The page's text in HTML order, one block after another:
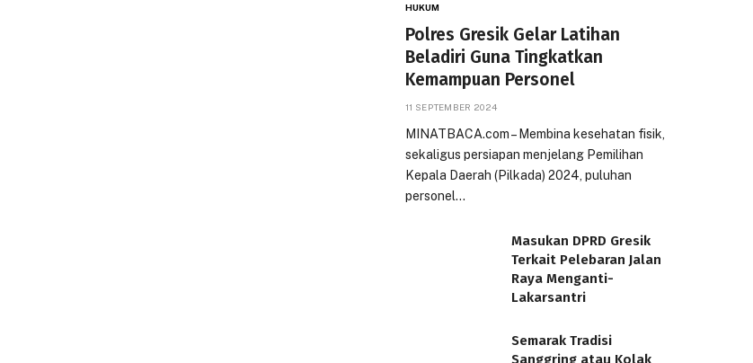
HUKUM
Polres Gresik Gelar Latihan
Beladiri Guna Tingkatkan
Kemampuan Personel
11 SEPTEMBER 2024
MINATBACA.com – Membina kesehatan fisik,
sekaligus persiapan menjelang Pemilihan
Kepala Daerah (Pilkada) 2024, puluhan
personel…
Masukan DPRD Gresik
Terkait Pelebaran Jalan
Raya Menganti-
Lakarsantri
Semarak Tradisi
Sanggring atau Kolak